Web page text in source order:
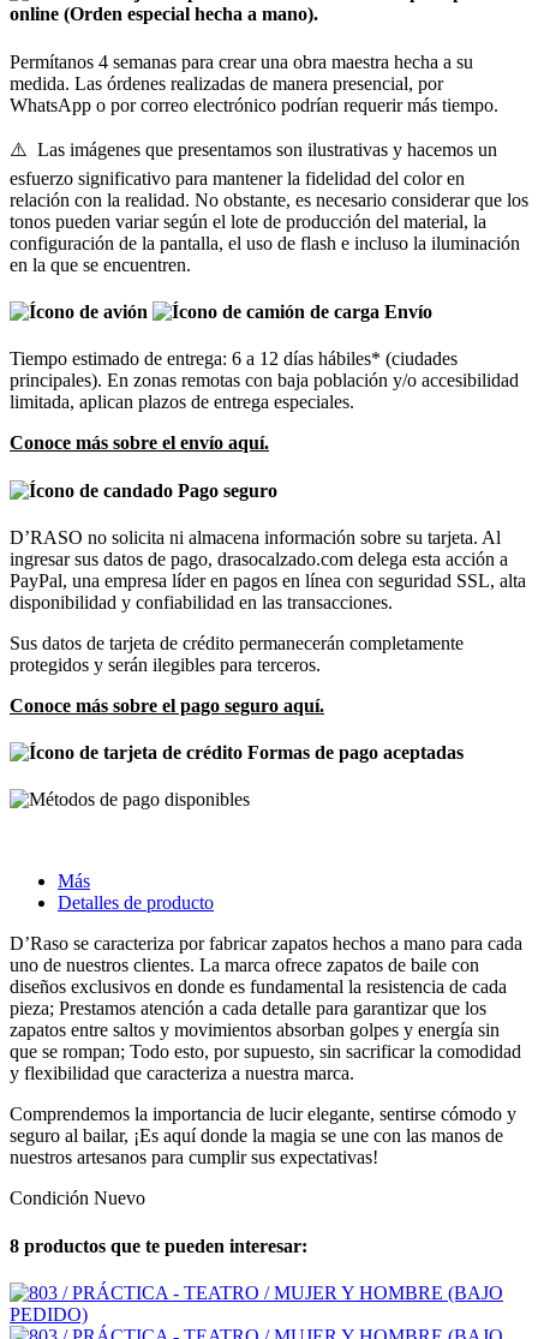
online (Orden especial hecha a mano).
Permítanos 4 semanas para crear una obra maestra hecha a su
medida. Las órdenes realizadas de manera presencial, por
WhatsApp o por correo electrónico podrían requerir más tiempo.
⚠️ Las imágenes que presentamos son ilustrativas y hacemos un
esfuerzo significativo para mantener la fidelidad del color en
relación con la realidad. No obstante, es necesario considerar que los
tonos pueden variar según el lote de producción del material, la
configuración de la pantalla, el uso de flash e incluso la iluminación
en la que se encuentren.
Envío
Tiempo estimado de entrega: 6 a 12 días hábiles* (ciudades
principales). En zonas remotas con baja población y/o accesibilidad
limitada, aplican plazos de entrega especiales.
Conoce más sobre el envío aquí.
Pago seguro
D’RASO no solicita ni almacena información sobre su tarjeta. Al
ingresar sus datos de pago, drasocalzado.com delega esta acción a
PayPal, una empresa líder en pagos en línea con seguridad SSL, alta
disponibilidad y confiabilidad en las transacciones.
Sus datos de tarjeta de crédito permanecerán completamente
protegidos y serán ilegibles para terceros.
Conoce más sobre el pago seguro aquí.
Formas de pago aceptadas
Más
Detalles de producto
D’Raso se caracteriza por fabricar zapatos hechos a mano para cada
uno de nuestros clientes. La marca ofrece zapatos de baile con
diseños exclusivos en donde es fundamental la resistencia de cada
pieza; Prestamos atención a cada detalle para garantizar que los
zapatos entre saltos y movimientos absorban golpes y energía sin
que se rompan; Todo esto, por supuesto, sin sacrificar la comodidad
y flexibilidad que caracteriza a nuestra marca.
Comprendemos la importancia de lucir elegante, sentirse cómodo y
seguro al bailar, ¡Es aquí donde la magia se une con las manos de
nuestros artesanos para cumplir sus expectativas!
Condición Nuevo
8 productos que te pueden interesar: